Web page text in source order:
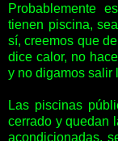
Probablemente
tienen piscina,
sí, creemos que
dice calor, no
y no digamos salir
Las piscinas
cerrado y quedan
acondicionadas,